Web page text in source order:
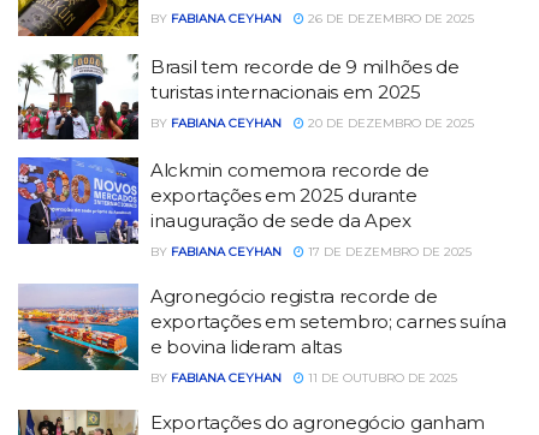
BY FABIANA CEYHAN 26 DE DEZEMBRO DE 2025
Brasil tem recorde de 9 milhões de
turistas internacionais em 2025
BY FABIANA CEYHAN 20 DE DEZEMBRO DE 2025
Alckmin comemora recorde de
exportações em 2025 durante
inauguração de sede da Apex
BY FABIANA CEYHAN 17 DE DEZEMBRO DE 2025
Agronegócio registra recorde de
exportações em setembro; carnes suína
e bovina lideram altas
BY FABIANA CEYHAN 11 DE OUTUBRO DE 2025
Exportações do agronegócio ganham